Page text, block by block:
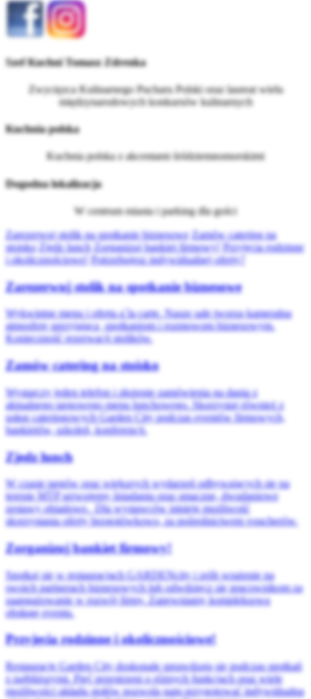
Szef Kuchni Tomasz Zdrenka
Zwycięzca Kulinarnego Pucharu Polski oraz laureat wielu
międzynarodowych konkursów kulinarnych
Kuchnia polska
Kuchnia polska z akcentami śródziemnomorskimi
Dogodna lokalizacja
W centrum miasta i parking dla gości
Zarezerwuj stolik na spotkanie biznesowe Zamów catering na
stoisko
Zjedz lunch Zorganizuj bankiet firmowy!
Przyjęcia rodzinne
i okolicznościowe!
Potrzebujesz indywidualnej oferty?
Zarezerwuj stolik na spotkanie biznesowe
Wykwintne menu i oferta a`la carte. Nasze sale tworzą kameralną
atmosferę sprzyjającą spotkaniom i rozmowom biznesowym.
Konieczność rezerwacji stolików.
Zamów catering na stoisko
Wystarczy jeden telefon i złożenie zamówienia na dania z
aktualnego targowego menu lunchowego. Skorzystaj również z
usług cateringowych Garden City podczas eventów firmowych,
bankietów, szkoleń, konferencji.
Zjedz lunch
W czasie targów oraz większych wydarzeń odbywających się na
terenie MTP serwujemy śniadania oraz smaczne, dwudaniowe
zestawy obiadowe.
Dla wystawców istnieje możliwość
skorzystania oferty bezgotówkowo, za pośrednictwem voucherów.
Zorganizuj bankiet firmowy!
Spotkaj się w restauracjach GARDENcity i zrób wrażenie na
swoich partnerach biznesowych lub odwdzięcz się pracownikom za
zaangażowanie w rozwój firmy. Zapewniamy kompleksową
obsługę eventu.
Przyjęcia rodzinne i okolicznościowe!
Restauracje Garden City doskonale sprawdzają się podczas spotkań
z najbliższymi. Pięć przestrzeni o różnych funkcjach oraz wiele
możliwości układu stołów pozwolą nam przygotować indywidualną